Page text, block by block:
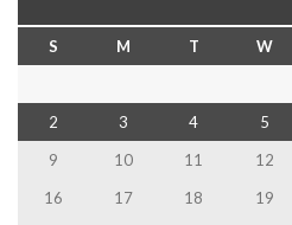
S M T W
2
3 4 5
9
10 11 12
16
17 18 19